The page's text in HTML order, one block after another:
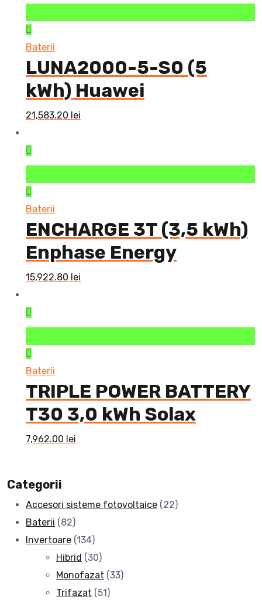
Baterii
LUNA2000-5-S0 (5
kWh) Huawei
21,583.20 lei
Baterii
ENCHARGE 3T (3,5 kWh)
Enphase Energy
15,922.80 lei
Baterii
TRIPLE POWER BATTERY
T30 3,0 kWh Solax
7,962.00 lei
Categorii
Accesori sisteme fotovoltaice (22)
Baterii (82)
Invertoare (134)
Hibrid (30)
Monofazat (33)
Trifazat (51)